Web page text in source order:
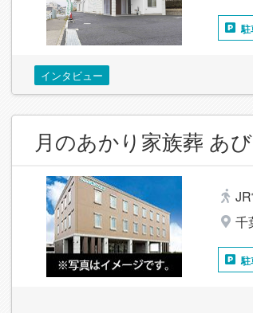
駐
インタビュー
月のあかり家族葬 あ
千
駐